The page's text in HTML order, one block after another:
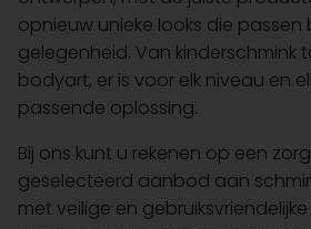
opnieuw unieke looks die passen
gelegenheid. Van kinderschmink
bodyart, er is voor elk niveau en
passende oplossing.
Bij ons kunt u rekenen op een
geselecteerd aanbod aan
met veilige en